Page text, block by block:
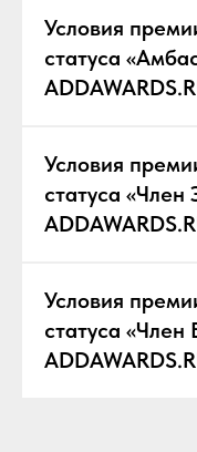
Условия
статуса
Условия
статуса «Член
Условия
статуса